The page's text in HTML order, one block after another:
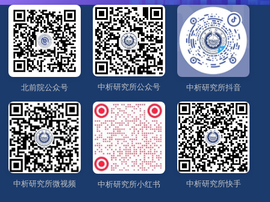
北前院公众号 中析研究所公众号 中析研究所抖音
中析研究所微视频 中析研究所小红书 中析研究所快手